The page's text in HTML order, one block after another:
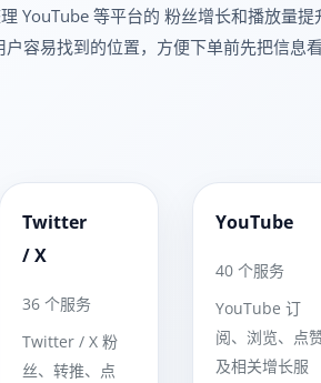
YouTube 等平台的 粉丝增长和播放量提
容易找到的位置，方便下单前先把信息看
Twitter
/ X
36 个服务
Twitter / X 粉
丝、转推、点
YouTube
40 个服务
YouTube 订
阅、浏览、点
及相关增长服